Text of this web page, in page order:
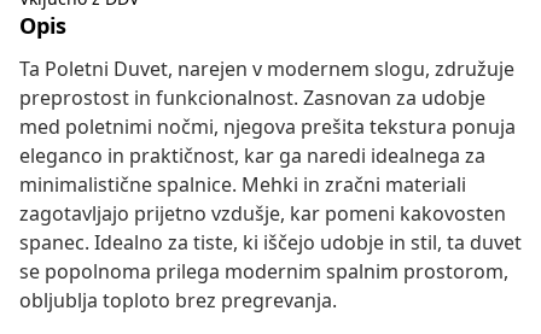
Opis
Ta Poletni Duvet, narejen v modernem slogu, združuje
preprostost in funkcionalnost. Zasnovan za udobje
med poletnimi nočmi, njegova prešita tekstura ponuja
eleganco in praktičnost, kar ga naredi idealnega za
minimalistične spalnice. Mehki in zračni materiali
zagotavljajo prijetno vzdušje, kar pomeni kakovosten
spanec. Idealno za tiste, ki iščejo udobje in stil, ta duvet
se popolnoma prilega modernim spalnim prostorom,
obljublja toploto brez pregrevanja.